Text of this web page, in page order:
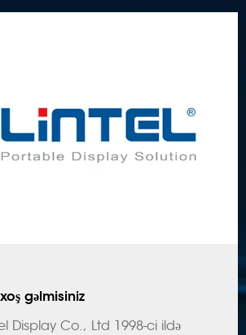
seçmək olar? Th...
gəlmisiniz
Display Co., Ltd 1998-ci ildə